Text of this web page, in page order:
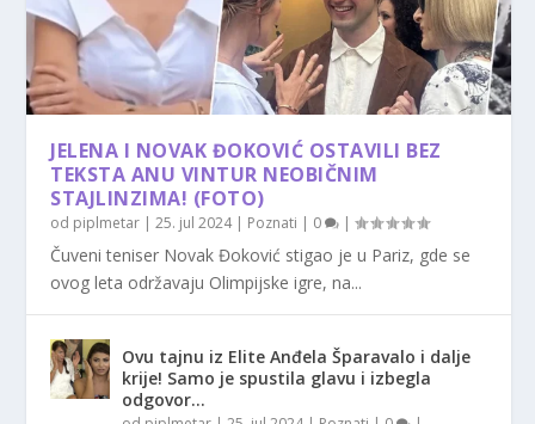
JELENA I NOVAK ĐOKOVIĆ OSTAVILI BEZ
TEKSTA ANU VINTUR NEOBIČNIM
STAJLINZIMA! (FOTO)
od piplmetar |25. jul 2024| Poznati | 0 |
Čuveni teniser Novak Đoković stigao je u Pariz, gde se
ovog leta održavaju Olimpijske igre, na...
Ovu tajnu iz Elite Anđela Šparavalo i dalje
krije! Samo je spustila glavu i izbegla
odgovor…